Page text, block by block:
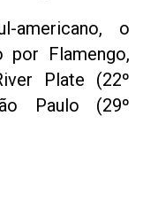
americano, o
Flamengo,
Plate (22º
Paulo (29º